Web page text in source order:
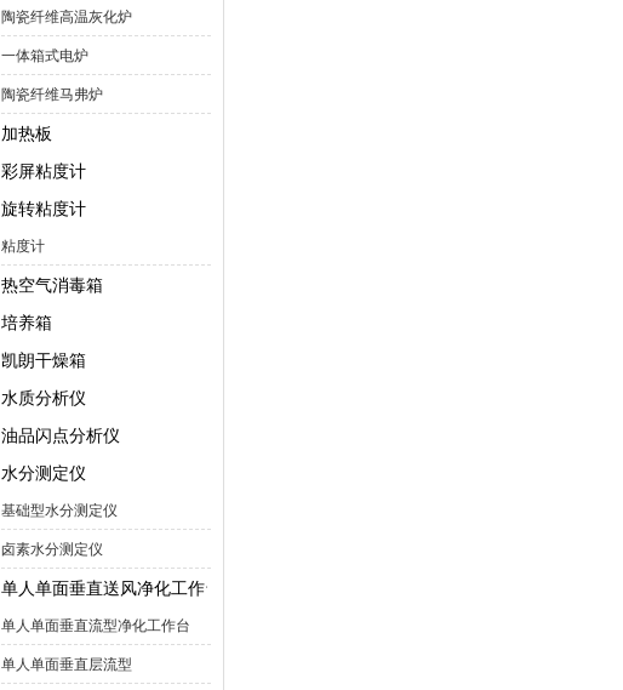
陶瓷纤维高温灰化炉
一体箱式电炉
陶瓷纤维马弗炉
加热板
彩屏粘度计
旋转粘度计
粘度计
热空气消毒箱
培养箱
凯朗干燥箱
水质分析仪
油品闪点分析仪
水分测定仪
基础型水分测定仪
卤素水分测定仪
单人单面垂直送风净化工作台
单人单面垂直流型净化工作台
单人单面垂直层流型